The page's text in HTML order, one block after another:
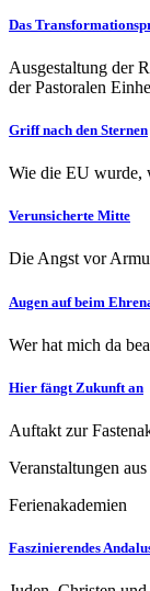
Das
Ausgestaltung der
der Pastoralen
Griff nach den Sternen
Wie die EU wurde,
Verunsicherte Mitte
Die Angst vor
Augen auf beim
Wer hat mich da
Hier fängt Zukunft an
Auftakt zur
Veranstaltungen
Ferienakademien
Faszinierendes